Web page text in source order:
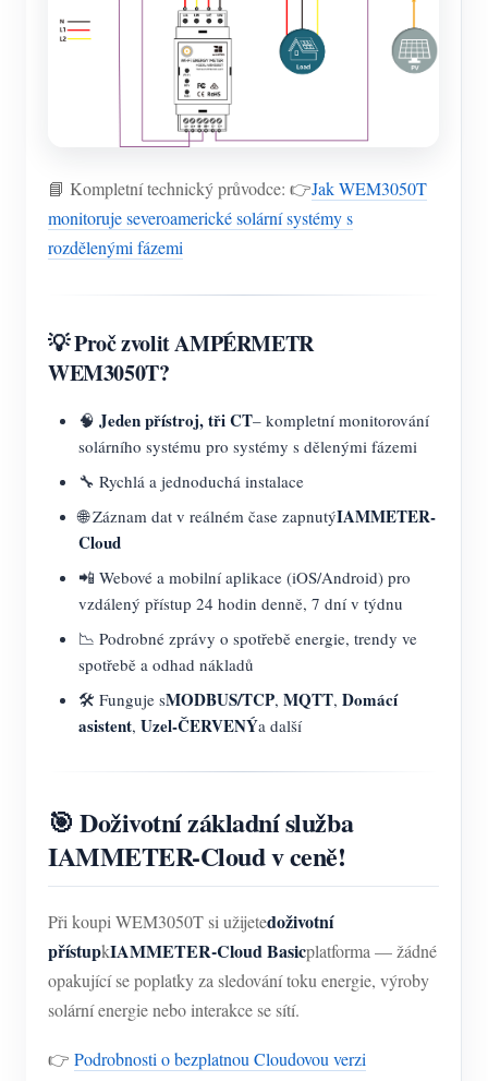
📘 Kompletní technický průvodce: 👉Jak WEM3050T
monitoruje severoamerické solární systémy s
rozdělenými fázemi
💡 Proč zvolit AMPÉRMETR
WEM3050T?
🧠 Jeden přístroj, tři CT– kompletní monitorování
solárního systému pro systémy s dělenými fázemi
🔧 Rychlá a jednoduchá instalace
🌐 Záznam dat v reálném čase zapnutýIAMMETER-
Cloud
📲 Webové a mobilní aplikace (iOS/Android) pro
vzdálený přístup 24 hodin denně, 7 dní v týdnu
📉 Podrobné zprávy o spotřebě energie, trendy ve
spotřebě a odhad nákladů
🛠️ Funguje sMODBUS/TCP, MQTT, Domácí
asistent, Uzel-ČERVENÝa další
🎯 Doživotní základní služba
IAMMETER-Cloud v ceně!
Při koupi WEM3050T si užijetedoživotní
přístupkIAMMETER-Cloud Basicplatforma — žádné
opakující se poplatky za sledování toku energie, výroby
solární energie nebo interakce se sítí.
👉 Podrobnosti o bezplatnou Cloudovou verzi